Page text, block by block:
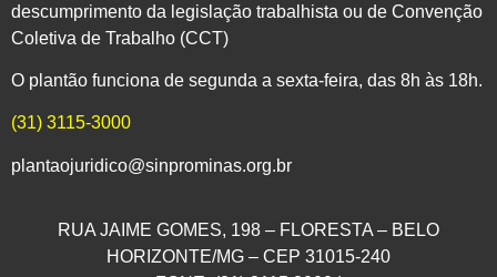
descumprimento da legislação trabalhista ou de Convenção
Coletiva de Trabalho (CCT)
O plantão funciona de segunda a sexta-feira, das 8h às 18h.
(31) 3115-3000
plantaojuridico@sinprominas.org.br
RUA JAIME GOMES, 198 – FLORESTA – BELO
HORIZONTE/MG – CEP 31015-240